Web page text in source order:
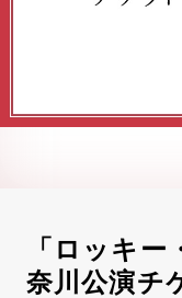
「ロッキ
奈川公演チ